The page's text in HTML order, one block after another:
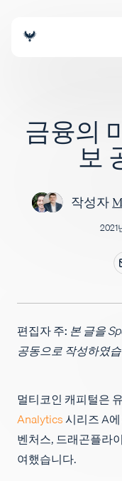
조직
포트폴
Policy
채용
금융의
보
작성자
2021
편집자 주: 본 글을
공동으로 작성하였
멀티코인 캐피털은
Analytics시리즈 A
벤처스, 드래곤플라
여했습니다.